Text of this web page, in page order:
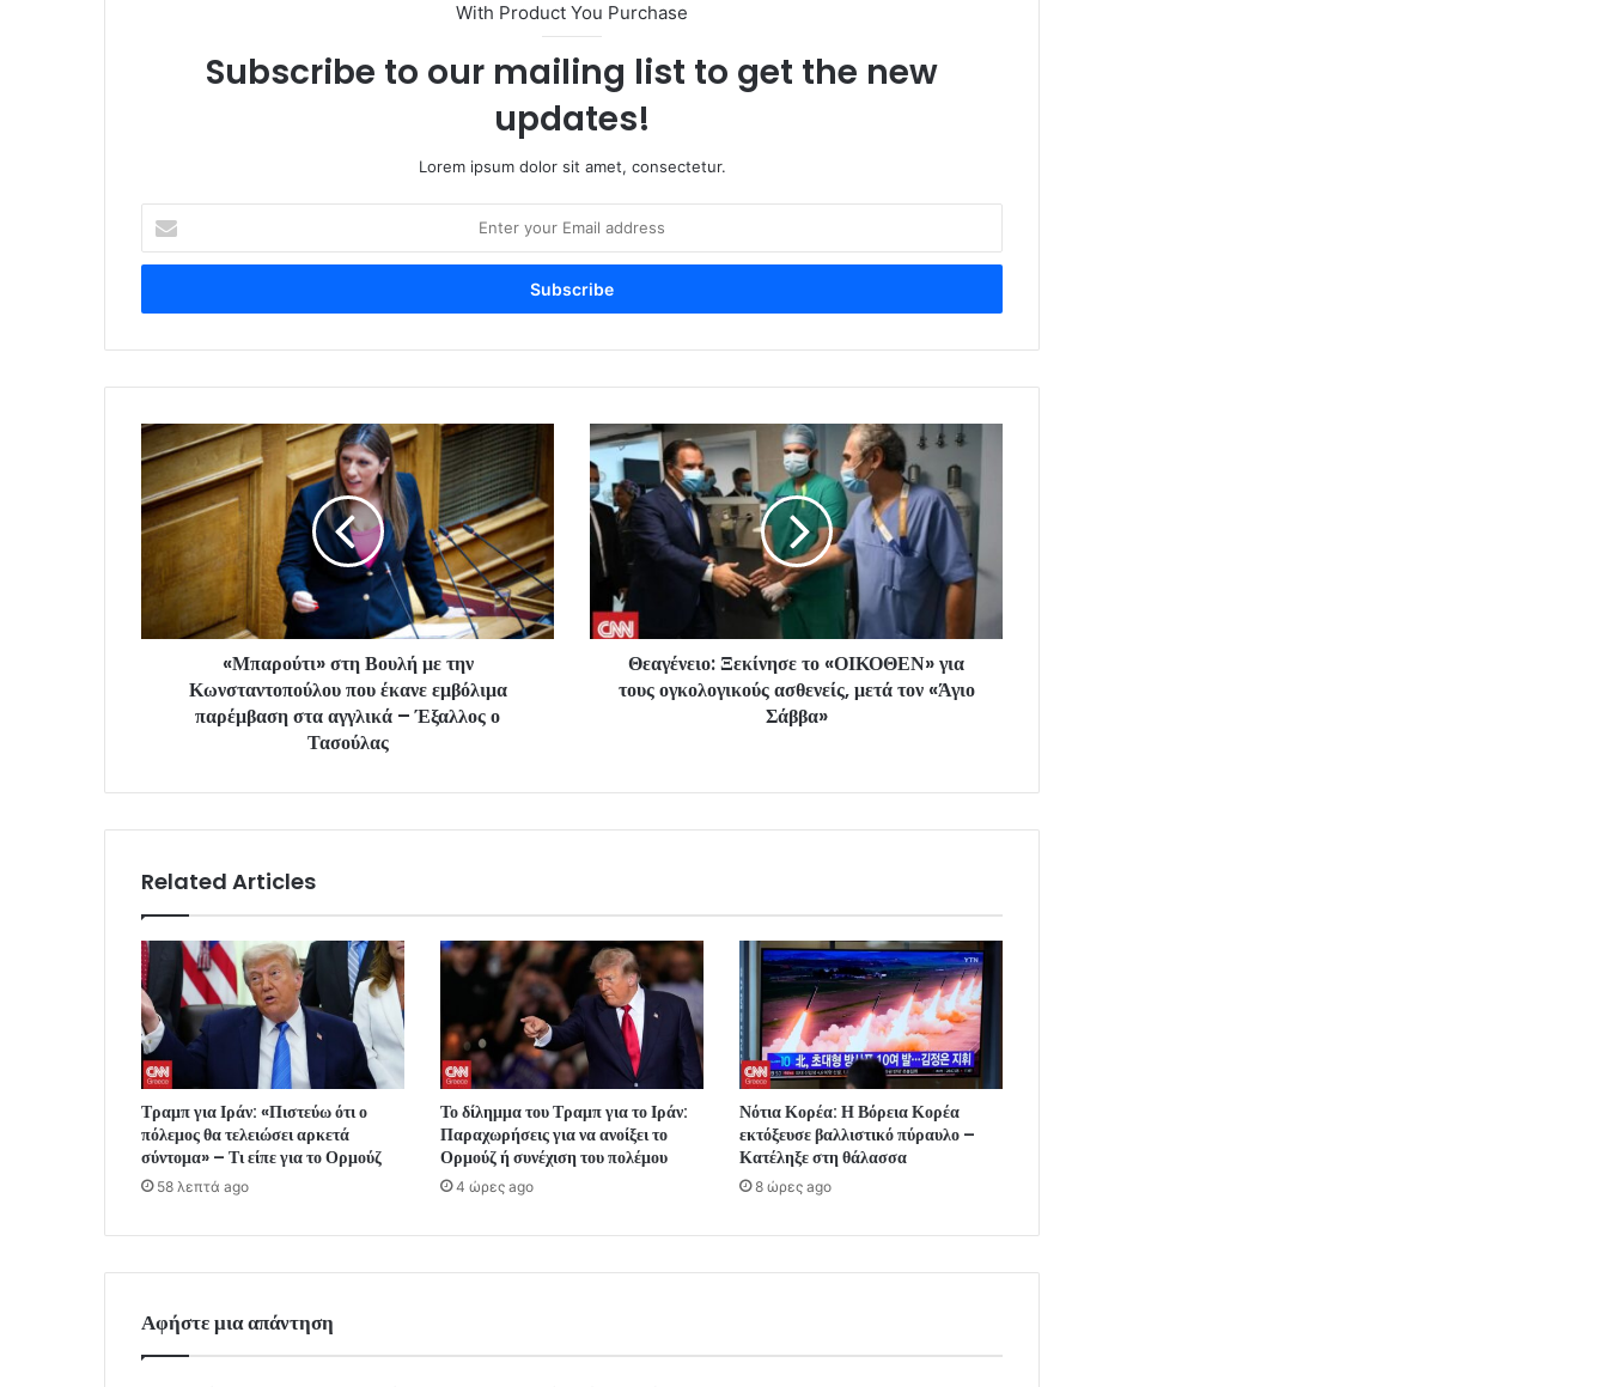
With Product You Purchase
Subscribe to our mailing list to get the new
updates!
Lorem ipsum dolor sit amet, consectetur.
your
Email
«Μπαρούτι» στη Βουλή με την
Κωνσταντοπούλου που έκανε εμβόλιμα
παρέμβαση στα αγγλικά – Έξαλλος ο
Τασούλας
Θεαγένειο: Ξεκίνησε το «ΟΙΚΟΘΕΝ» για
τους ογκολογικούς ασθενείς, μετά τον «Άγιο
Σάββα»
Related Articles
Τραμπ για Ιράν: «Πιστεύω ότι ο
πόλεμος θα τελειώσει αρκετά
σύντομα» – Τι είπε για το Ορμούζ
58 λεπτά ago
Το δίλημμα του Τραμπ για το Ιράν:
Παραχωρήσεις για να ανοίξει το
Ορμούζ ή συνέχιση του πολέμου
4 ώρες ago
Νότια Κορέα: Η Βόρεια Κορέα
εκτόξευσε βαλλιστικό πύραυλο –
Κατέληξε στη θάλασσα
8 ώρες ago
Αφήστε μια απάντηση